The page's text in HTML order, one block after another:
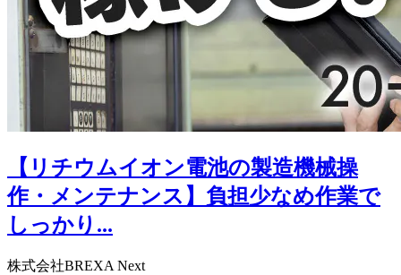
【リチウムイオン電池の製造機械操
作・メンテナンス】負担少なめ作業で
しっかり...
株式会社BREXA Next